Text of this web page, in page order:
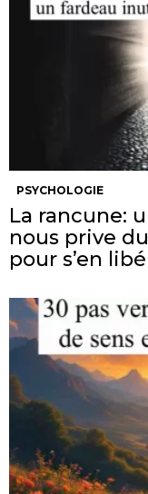
PSYCHOLOGIE
La rancune:
nous prive
pour s’en